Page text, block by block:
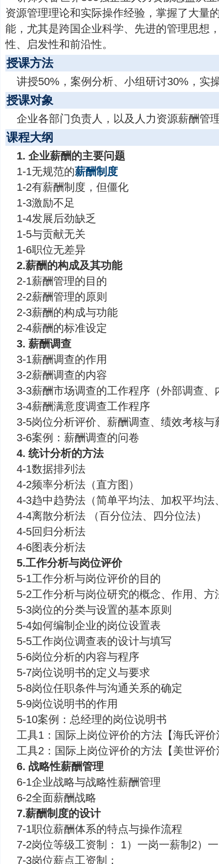
资源管理理论和实际操作经验，掌握了大量
能，尤其是跨国企业科学、先进的管理思想
性、启发性和前沿性。
授课方法
讲授50%，案例分析、小组研讨30%，实
授课对象
企业各部门负责人，以及人力资源薪酬管
课程大纲
1. 企业薪酬的主要问题
1-1无规范的薪酬制度
1-2有薪酬制度，但僵化
1-3激励不足
1-4发展后劲缺乏
1-5与贡献无关
1-6职位无差异
2.薪酬的构成及其功能
2-1薪酬管理的目的
2-2薪酬管理的原则
2-3薪酬的构成与功能
2-4薪酬的标准设定
3. 薪酬调查
3-1薪酬调查的作用
3-2薪酬调查的内容
3-3薪酬市场调查的工作程序（外部调查、
3-4薪酬满意度调查工作程序
3-5岗位分析评价、薪酬调查、绩效考核与
3-6案例：薪酬调查的问卷
4. 统计分析的方法
4-1数据排列法
4-2频率分析法（直方图）
4-3趋中趋势法（简单平均法、加权平均法
4-4离散分析法 （百分位法、四分位法）
4-5回归分析法
4-6图表分析法
5.工作分析与岗位评价
5-1工作分析与岗位评价的目的
5-2工作分析与岗位研究的概念、作用、方
5-3岗位的分类与设置的基本原则
5-4如何编制企业的岗位设置表
5-5工作岗位调查表的设计与填写
5-6岗位分析的内容与程序
5-7岗位说明书的定义与要求
5-8岗位任职条件与沟通关系的确定
5-9岗位说明书的作用
5-10案例：总经理的岗位说明书
工具1：国际上岗位评价的方法【海氏评价
工具2：国际上岗位评价的方法【美世评价
6. 战略性薪酬管理
6-1企业战略与战略性薪酬管理
6-2全面薪酬战略
7.薪酬制度的设计
7-1职位薪酬体系的特点与操作流程
7-2岗位等级工资制： 1）一岗一薪制2）
7-3岗位薪点工资制：